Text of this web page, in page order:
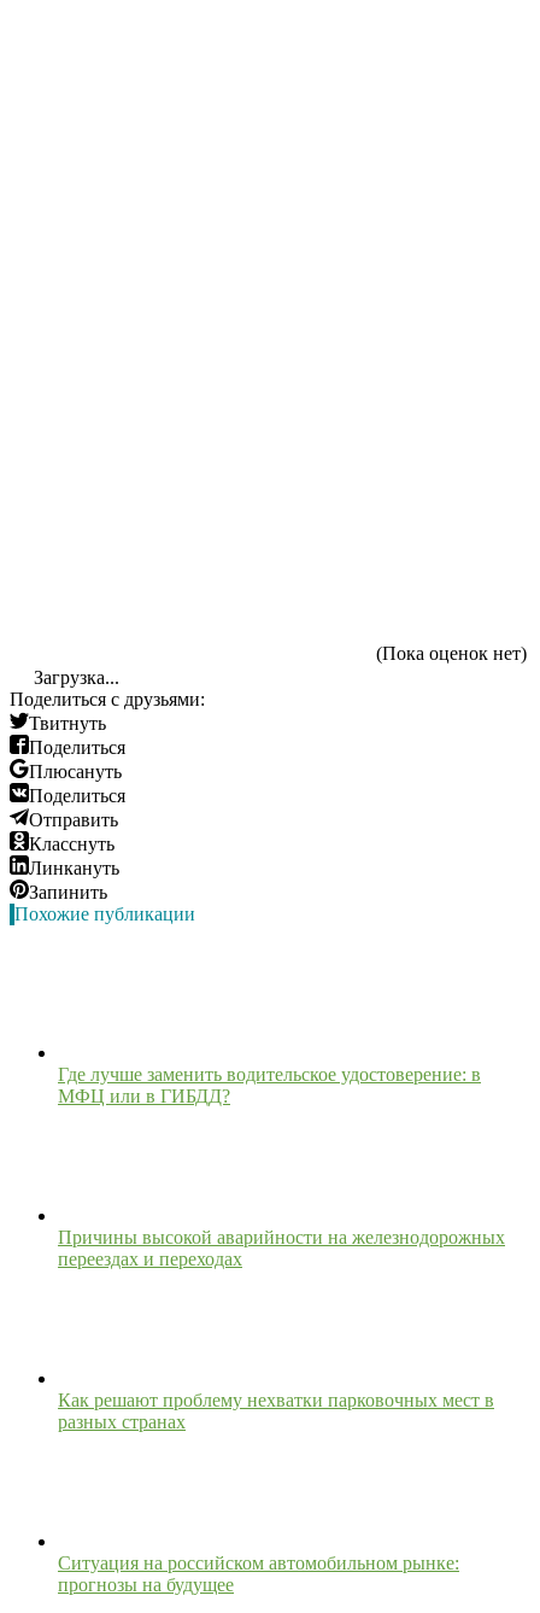
(Пока оценок нет)
Загрузка...
Поделиться с друзьями:
Твитнуть
Поделиться
Плюсануть
Поделиться
Отправить
Класснуть
Линкануть
Запинить
Похожие публикации
Где лучше заменить водительское удостоверение: в
МФЦ или в ГИБДД?
Причины высокой аварийности на железнодорожных
переездах и переходах
Как решают проблему нехватки парковочных мест в
разных странах
Ситуация на российском автомобильном рынке:
прогнозы на будущее